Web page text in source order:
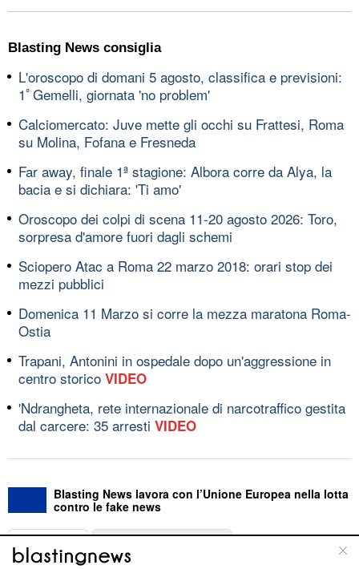
Blasting News consiglia
L'oroscopo di domani 5 agosto, classifica e previsioni:
1ﾟGemelli, giornata 'no problem'
Calciomercato: Juve mette gli occhi su Frattesi, Roma
su Molina, Fofana e Fresneda
Far away, finale 1ª stagione: Albora corre da Alya, la
bacia e si dichiara: 'Ti amo'
Oroscopo dei colpi di scena 11-20 agosto 2026: Toro,
sorpresa d'amore fuori dagli schemi
Sciopero Atac a Roma 22 marzo 2018: orari stop dei
mezzi pubblici
Domenica 11 Marzo si corre la mezza maratona Roma-
Ostia
Trapani, Antonini in ospedale dopo un'aggressione in
centro storico VIDEO
'Ndrangheta, rete internazionale di narcotraffico gestita
dal carcere: 35 arresti VIDEO
Blasting News lavora con l’Unione Europea nella lotta
contro le fake news
ABOUT